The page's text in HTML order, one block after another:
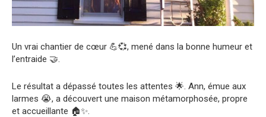
Un vrai chantier de cœur 💪💞, mené dans la bonne humeur et
l’entraide 🤝.
Le résultat a dépassé toutes les attentes 🌟. Ann, émue aux
larmes 😭, a découvert une maison métamorphosée, propre
et accueillante 🏠✨.